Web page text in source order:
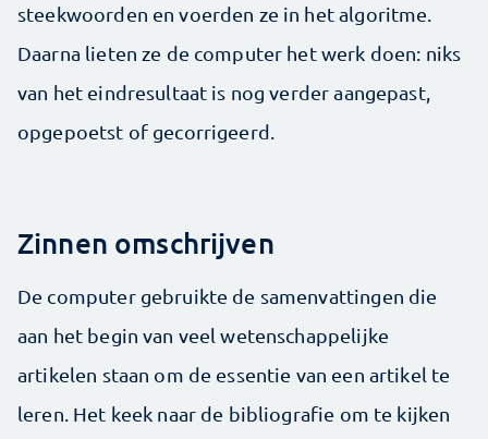
steekwoorden en voerden ze in het algoritme.
Daarna lieten ze de computer het werk doen: niks
van het eindresultaat is nog verder aangepast,
opgepoetst of gecorrigeerd.
Zinnen omschrijven
De computer gebruikte de samenvattingen die
aan het begin van veel wetenschappelijke
artikelen staan om de essentie van een artikel te
leren. Het keek naar de bibliografie om te kijken